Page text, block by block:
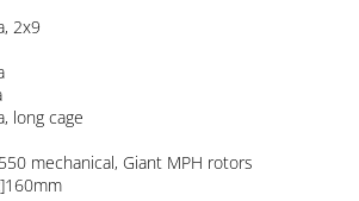
2x9
long cage
mechanical, Giant MPH rotors